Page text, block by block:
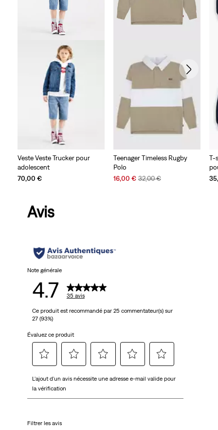
Veste Veste Trucker pour
adolescent
70,00 €
Teenager Timeless Rugby
Polo
Sale
16,00 € Original
32,00 €
T-
Avis
Note générale
4.7 35 avis
Ce produit est recommandé par 25 commentateur(s) sur
27 (93%)
Évaluez ce produit
pour
attribuer
l'article.
pour
attribuer
l'article.
pour
pour
pour
L'ajout d'un avis nécessite une adresse e-mail valide pour
la vérification
Filtrer les avis